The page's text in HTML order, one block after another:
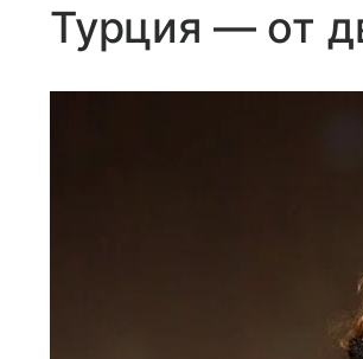
Турция — от